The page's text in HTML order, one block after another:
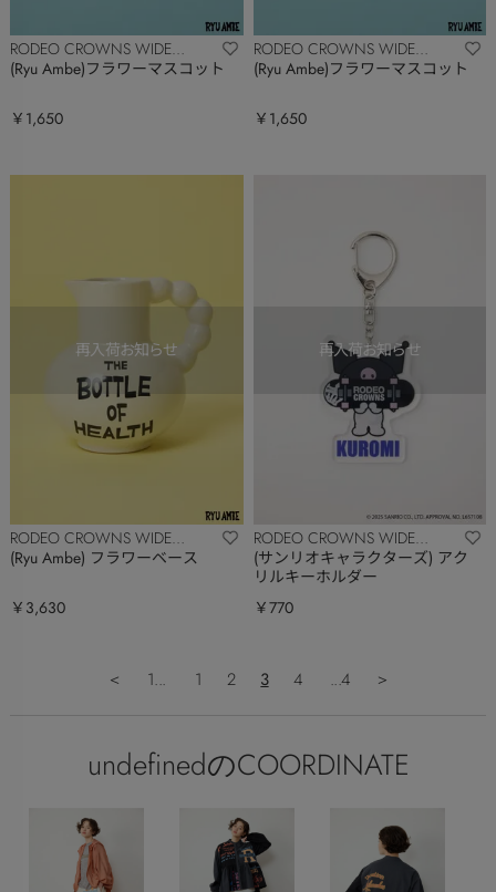
RODEO CROWNS WIDE
BOWL
(Ryu Ambe)フラワーマスコット
￥1,650
RODEO CROWNS WIDE
BOWL
(Ryu Ambe)フラワーマスコット
￥1,650
RODEO CROWNS WIDE
BOWL
(Ryu Ambe) フラワーベース
￥3,630
RODEO CROWNS WIDE
BOWL
(サンリオキャラクターズ) アク
リルキーホルダー
￥770
＜ 1... 1 2 3 4 ...4 ＞
undefinedのCOORDINATE